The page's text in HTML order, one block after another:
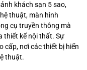
khách sạn 5 sao,
thuật, màn hình
cụ truyền thông mà
thiết kế nội thất. Sự
cấp, nơi các thiết bị hiển
thuật.